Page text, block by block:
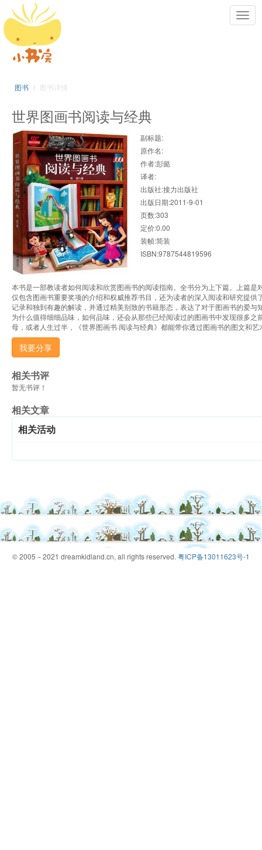
图书 图书详情
世界图画书阅读与经典
副标题:
原作名:
作者:彭懿
译者:
出版社:接力出版社
出版日期:2011-9-01
页数:303
定价:0.00
装帧:简装
ISBN:9787544819596
本书是一部教读者如何阅读和欣赏图画书的阅读指南。全书分为上下篇。上篇
仅包含图画书重要奖项的介绍和权威推荐书目，还为读者的深入阅读和研究提
记录和独到有趣的解读，并通过精美别致的书籍形态，表达了对于图画书的爱
为什么值得细细品味，如何品味，还会从那些已经阅读过的图画书中发现很多
母，或者人生过半，《世界图画书·阅读与经典》都能带你透过图画书的图文和
我要分享
相关书评
暂无书评！
相关文章
相关活动
© 2005－2021 dreamkidland.cn, all rights reserved. 粤ICP备13011623号-1